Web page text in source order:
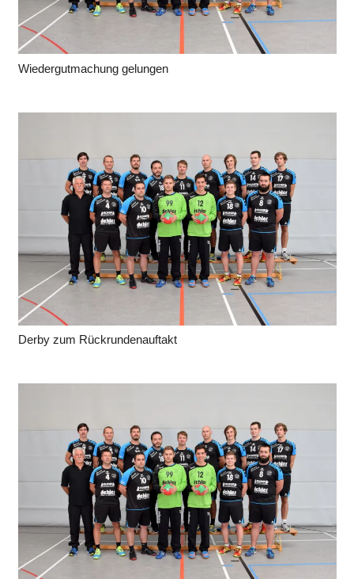
Wiedergutmachung gelungen
Derby zum Rückrundenauftakt